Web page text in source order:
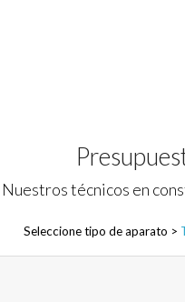
Nuestros técnicos en
Seleccione tipo de aparato >